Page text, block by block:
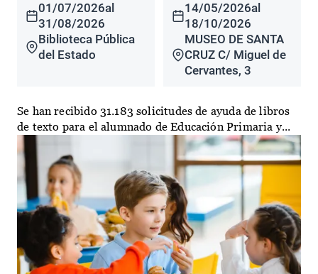
01/07/2026al
31/08/2026
Biblioteca Pública
del Estado
14/05/2026al
18/10/2026
MUSEO DE SANTA
CRUZ C/ Miguel de
Cervantes, 3
Se han recibido 31.183 solicitudes de ayuda de libros
de texto para el alumnado de Educación Primaria y...